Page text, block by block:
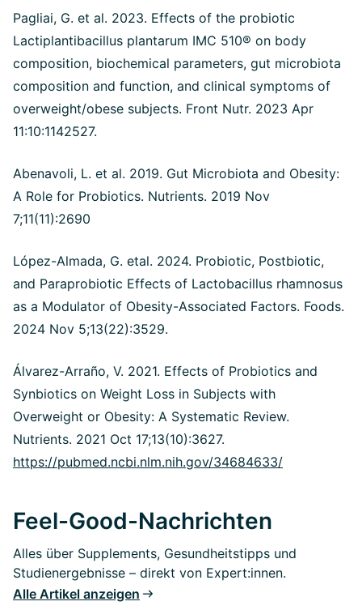
Pagliai, G. et al. 2023. Effects of the probiotic
Lactiplantibacillus plantarum IMC 510® on body
composition, biochemical parameters, gut microbiota
composition and function, and clinical symptoms of
overweight/obese subjects. Front Nutr. 2023 Apr
11:10:1142527.
Abenavoli, L. et al. 2019. Gut Microbiota and Obesity:
A Role for Probiotics. Nutrients. 2019 Nov
7;11(11):2690
López-Almada, G. etal. 2024. Probiotic, Postbiotic,
and Paraprobiotic Effects of Lactobacillus rhamnosus
as a Modulator of Obesity-Associated Factors. Foods.
2024 Nov 5;13(22):3529.
Álvarez-Arraño, V. 2021. Effects of Probiotics and
Synbiotics on Weight Loss in Subjects with
Overweight or Obesity: A Systematic Review.
Nutrients. 2021 Oct 17;13(10):3627.
https://pubmed.ncbi.nlm.nih.gov/34684633/
Feel-Good-Nachrichten
Alles über Supplements, Gesundheitstipps und
Studienergebnisse – direkt von Expert:innen.
Alle Artikel anzeigen